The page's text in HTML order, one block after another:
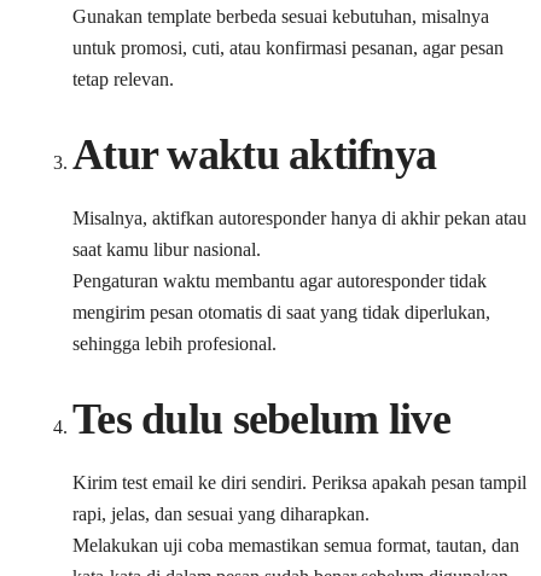
Gunakan template berbeda sesuai kebutuhan, misalnya
untuk promosi, cuti, atau konfirmasi pesanan, agar pesan
tetap relevan.
Atur waktu aktifnya
Misalnya, aktifkan autoresponder hanya di akhir pekan atau
saat kamu libur nasional.
Pengaturan waktu membantu agar autoresponder tidak
mengirim pesan otomatis di saat yang tidak diperlukan,
sehingga lebih profesional.
Tes dulu sebelum live
Kirim test email ke diri sendiri. Periksa apakah pesan tampil
rapi, jelas, dan sesuai yang diharapkan.
Melakukan uji coba memastikan semua format, tautan, dan